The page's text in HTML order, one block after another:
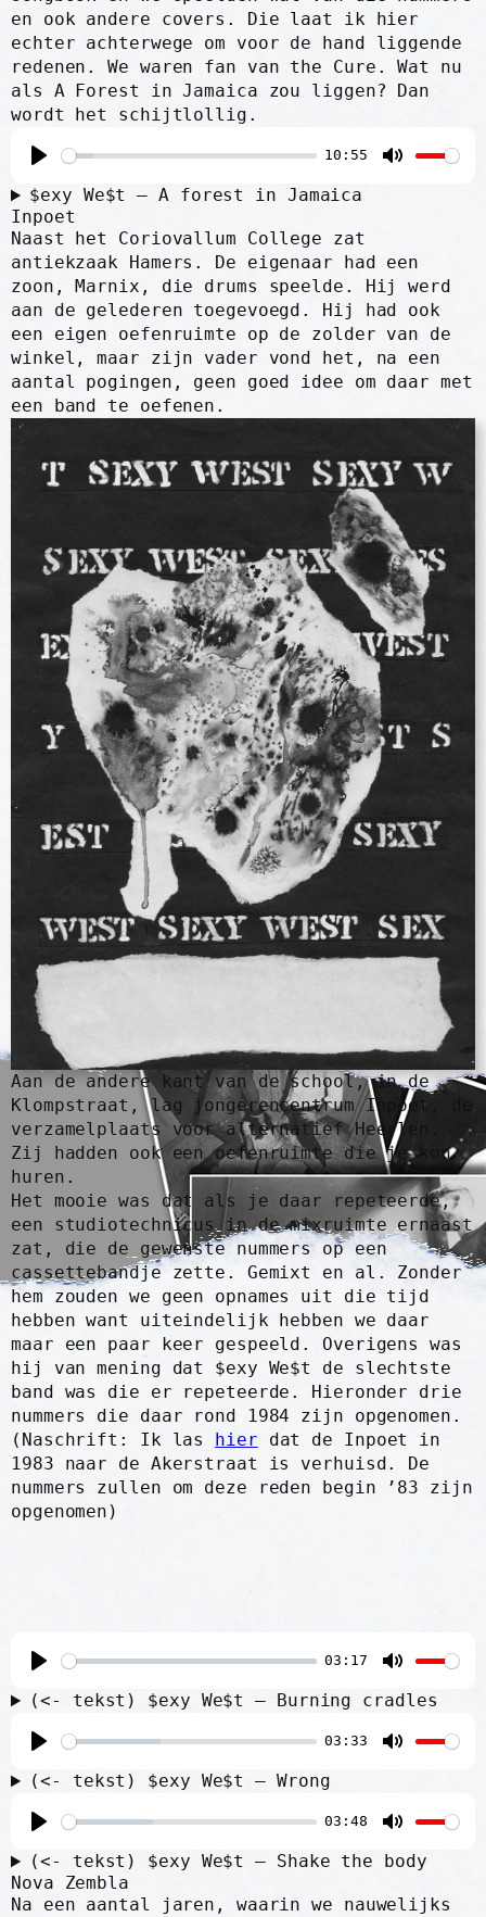
en ook andere covers. Die laat ik hier
echter achterwege om voor de hand liggende
redenen. We waren fan van the Cure. Wat nu
als A Forest in Jamaica zou liggen? Dan
wordt het schijtlollig.
l
a
y
10:55
e
$exy We$t – A forest in Jamaica
Inpoet
Naast het Coriovallum College zat
antiekzaak Hamers. De eigenaar had een
zoon, Marnix, die drums speelde. Hij werd
aan de gelederen toegevoegd. Hij had ook
een eigen oefenruimte op de zolder van de
winkel, maar zijn vader vond het, na een
aantal pogingen, geen goed idee om daar met
een band te oefenen.
Aan de andere kant van de school, in de
Klompstraat, lag jongerencentrum Inpoet, de
verzamelplaats voor alternatief Heerlen.
Zij hadden ook een oefenruimte die je kon
huren.
Het mooie was dat als je daar repeteerde,
een studiotechnicus in de mixruimte ernaast
zat, die de gewenste nummers op een
cassettebandje zette. Gemixt en al. Zonder
hem zouden we geen opnames uit die tijd
hebben want uiteindelijk hebben we daar
maar een paar keer gespeeld. Overigens was
hij van mening dat $exy We$t de slechtste
band was die er repeteerde. Hieronder drie
nummers die daar rond 1984 zijn opgenomen.
(Naschrift: Ik las
hier dat de Inpoet in
1983 naar de Akerstraat is verhuisd. De
nummers zullen om deze reden begin ’83 zijn
opgenomen)
a
y
03:17
t
(<- tekst) $exy We$t – Burning cradles
a
y
03:33
t
e
(<- tekst) $exy We$t – Wrong
l
a
03:48
t
(<- tekst) $exy We$t – Shake the body
Nova Zembla
Na een aantal jaren, waarin we nauwelijks